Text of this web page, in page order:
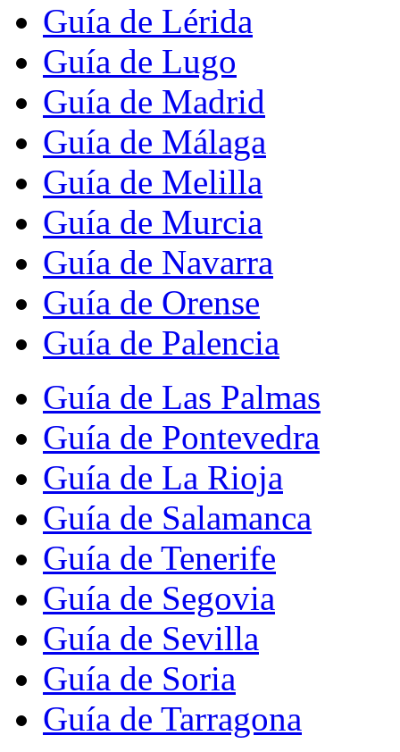
Guía de Lérida
Guía de Lugo
Guía de Madrid
Guía de Málaga
Guía de Melilla
Guía de Murcia
Guía de Navarra
Guía de Orense
Guía de Palencia
Guía de Las Palmas
Guía de Pontevedra
Guía de La Rioja
Guía de Salamanca
Guía de Tenerife
Guía de Segovia
Guía de Sevilla
Guía de Soria
Guía de Tarragona